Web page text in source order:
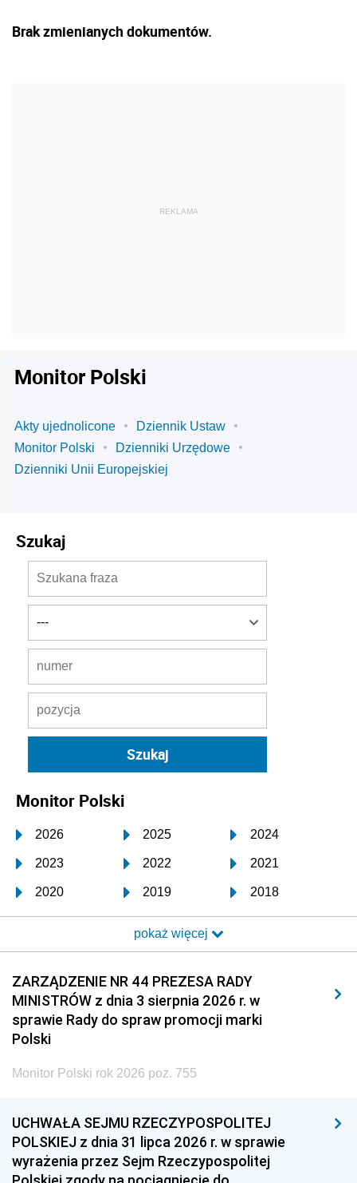
Brak zmienianych dokumentów.
Monitor Polski
Akty ujednolicone
Dziennik Ustaw
Monitor Polski
Dzienniki Urzędowe
Dzienniki Unii Europejskiej
Szukaj
Monitor Polski
2026 2025 2024
2023 2022 2021
2020 2019 2018
2017 2016 2015
2014 2013 2012
2011 2010 2009
2008 2007 2006
2005
1996 1995 1994
1993 1992 1991
1990 1989
pokaż więcej
ZARZĄDZENIE NR 44 PREZESA RADY
MINISTRÓW z dnia 3 sierpnia 2026 r. w
sprawie Rady do spraw promocji marki
Polski
Monitor Polski rok 2026 poz. 755
UCHWAŁA SEJMU RZECZYPOSPOLITEJ
POLSKIEJ z dnia 31 lipca 2026 r. w sprawie
wyrażenia przez Sejm Rzeczypospolitej